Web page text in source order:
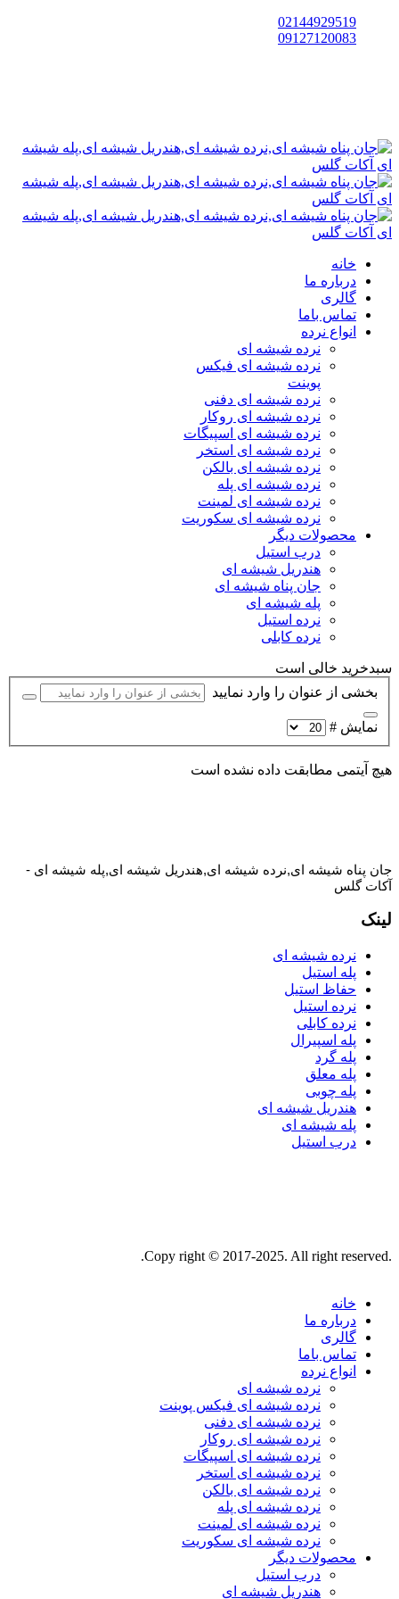
02144929519
09127120083
خانه
درباره ما
گالری
تماس باما
انواع نرده
نرده شیشه ای
نرده شیشه ای فیکس
پوینت
نرده شیشه ای دفنی
نرده شیشه ای روکار
نرده شیشه ای اسپیگات
نرده شیشه ای استخر
نرده شیشه ای بالکن
نرده شیشه ای پله
نرده شیشه ای لمینت
نرده شیشه ای سکوریت
محصولات دیگر
درب استیل
هندریل شیشه ای
جان پناه شیشه ای
پله شیشه ای
نرده استیل
نرده کابلی
سبدخرید خالی است
بخشی از عنوان را وارد نمایید
نمایش #
هیچ آیتمی مطابقت داده نشده است
جان پناه شیشه ای,نرده شیشه ای,هندریل شیشه ای,پله شیشه ای -
آکات گلس
لینک
نرده شیشه ای
پله استیل
حفاظ استیل
نرده استیل
نرده کابلی
پله اسپیرال
پله گرد
پله معلق
پله چوبی
هندریل شیشه ای
پله شیشه ای
درب استیل
.Copy right © 2017-2025. All right reserved.
خانه
درباره ما
گالری
تماس باما
انواع نرده
نرده شیشه ای
نرده شیشه ای فیکس پوینت
نرده شیشه ای دفنی
نرده شیشه ای روکار
نرده شیشه ای اسپیگات
نرده شیشه ای استخر
نرده شیشه ای بالکن
نرده شیشه ای پله
نرده شیشه ای لمینت
نرده شیشه ای سکوریت
محصولات دیگر
درب استیل
هندریل شیشه ای